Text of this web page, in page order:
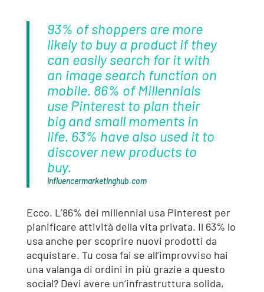
93% of shoppers are more
likely to buy a product if they
can easily search for it with
an image search function on
mobile. 86% of Millennials
use Pinterest to plan their
big and small moments in
life. 63% have also used it to
discover new products to
buy.
influencermarketinghub.com
Ecco. L’86% dei millennial usa Pinterest per
pianificare attività della vita privata. Il 63% lo
usa anche per scoprire nuovi prodotti da
acquistare. Tu cosa fai se all’improvviso hai
una valanga di ordini in più grazie a questo
social? Devi avere un’infrastruttura solida,